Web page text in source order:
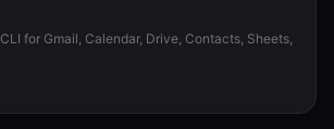
for Gmail, Calendar, Drive, Contacts, Sheets,